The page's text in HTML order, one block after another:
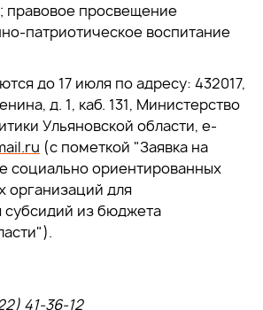
правовое просвещение
патриотическое воспитание
до 17 июля по адресу: 432017,
д. 1, каб. 131, Министерство
Ульяновской области, e-
(с пометкой "Заявка на
социально ориентированных
организаций для
субсидий из бюджета
41-36-12